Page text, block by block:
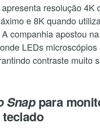
resolução 4K
e 8K quando
companhia apostou
LEDs
contraste muito
Snappara